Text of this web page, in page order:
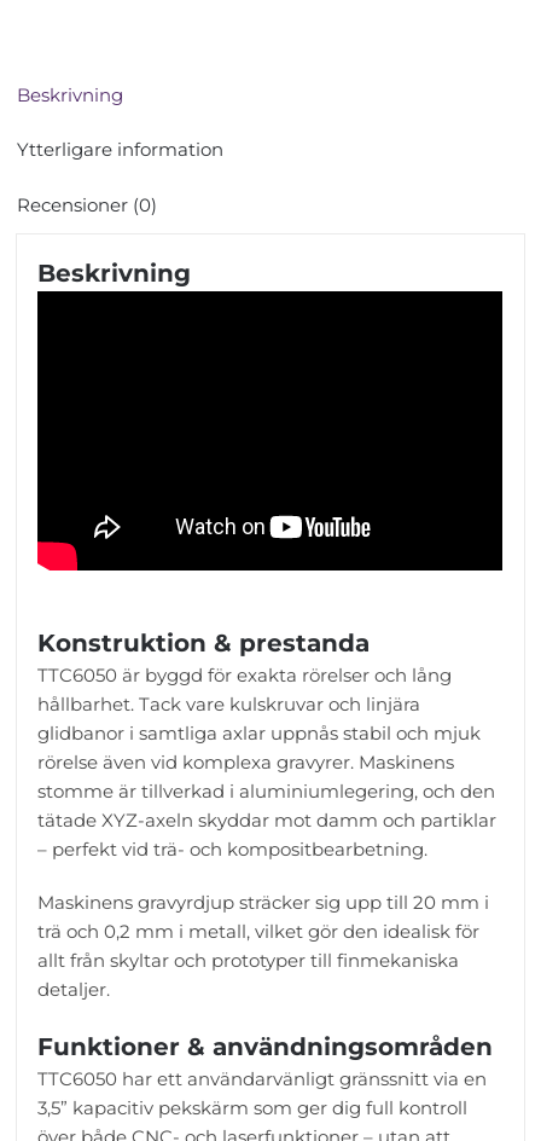
Beskrivning
Ytterligare information
Recensioner (0)
Beskrivning
Konstruktion & prestanda
TTC6050 är byggd för exakta rörelser och lång
hållbarhet. Tack vare kulskruvar och linjära
glidbanor i samtliga axlar uppnås stabil och mjuk
rörelse även vid komplexa gravyrer. Maskinens
stomme är tillverkad i aluminiumlegering, och den
tätade XYZ-axeln skyddar mot damm och partiklar
– perfekt vid trä- och kompositbearbetning.
Maskinens gravyrdjup sträcker sig upp till 20 mm i
trä och 0,2 mm i metall, vilket gör den idealisk för
allt från skyltar och prototyper till finmekaniska
detaljer.
Funktioner & användningsområden
TTC6050 har ett användarvänligt gränssnitt via en
3,5” kapacitiv pekskärm som ger dig full kontroll
över både CNC- och laserfunktioner – utan att